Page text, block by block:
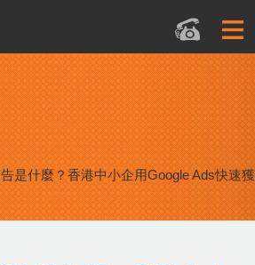
是什麼？香港中小企用Google Ads快速獲